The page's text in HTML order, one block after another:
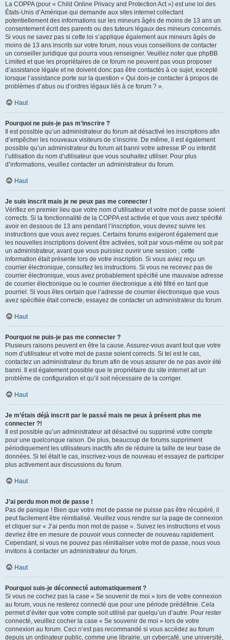
La COPPA (pour « Child Online Privacy and Protection Act ») est une loi des
États-Unis d’Amérique qui demande aux sites internet collectant
potentiellement des informations sur les mineurs âgés de moins de 13 ans un
consentement écrit des parents ou des tuteurs légaux des mineurs concernés.
Si vous ne savez pas si cette loi s’applique également aux mineurs âgés de
moins de 13 ans inscrits sur votre forum, nous vous conseillons de contacter
un conseiller juridique qui pourra vous renseigner. Veuillez noter que phpBB
Limited et que les propriétaires de ce forum ne peuvent pas vous proposer
d’assistance légale et ne doivent donc pas être contactés à ce sujet, excepté
lorsque l’assistance porte sur la question « Qui dois-je contacter à propos de
problèmes d’abus ou d’ordres légaux liés à ce forum ? ».
Haut
Pourquoi ne puis-je pas m’inscrire ?
Il est possible qu’un administrateur du forum ait désactivé les inscriptions afin
d’empêcher les nouveaux visiteurs de s’inscrire. De même, il est également
possible qu’un administrateur du forum ait banni votre adresse IP ou interdit
l’utilisation du nom d’utilisateur que vous souhaitez utiliser. Pour plus
d’informations, veuillez contacter un administrateur du forum.
Haut
Je suis inscrit mais je ne peux pas me connecter !
Vérifiez en premier lieu que votre nom d’utilisateur et votre mot de passe soient
corrects. Si la fonctionnalité de la COPPA est activée et que vous avez spécifié
avoir en dessous de 13 ans pendant l’inscription, vous devrez suivre les
instructions que vous avez reçues. Certains forums exigeront également que
les nouvelles inscriptions doivent être activées, soit par vous-même ou soit par
un administrateur, avant que vous puissiez ouvrir une session ; cette
information était présente lors de votre inscription. Si vous aviez reçu un
courrier électronique, consultez les instructions. Si vous ne recevez pas de
courrier électronique, vous avez probablement spécifié une mauvaise adresse
de courrier électronique ou le courrier électronique a été filtré en tant que
pourriel. Si vous êtes certain que l’adresse de courrier électronique que vous
avez spécifiée était correcte, essayez de contacter un administrateur du forum.
Haut
Pourquoi ne puis-je pas me connecter ?
Plusieurs raisons peuvent en être la cause. Assurez-vous avant tout que votre
nom d’utilisateur et votre mot de passe soient corrects. Si tel est le cas,
contactez un administrateur du forum afin de vous assurer de ne pas avoir été
banni. Il est également possible que le propriétaire du site internet ait un
problème de configuration et qu’il soit nécessaire de la corriger.
Haut
Je m’étais déjà inscrit par le passé mais ne peux à présent plus me
connecter ?!
Il est possible qu’un administrateur ait désactivé ou supprimé votre compte
pour une quelconque raison. De plus, beaucoup de forums suppriment
périodiquement les utilisateurs inactifs afin de réduire la taille de leur base de
données. Si tel était le cas, inscrivez-vous de nouveau et essayez de participer
plus activement aux discussions du forum.
Haut
J’ai perdu mon mot de passe !
Pas de panique ! Bien que votre mot de passe ne puisse pas être récupéré, il
peut facilement être réinitialisé. Veuillez vous rendre sur la page de connexion
et cliquer sur « J’ai perdu mon mot de passe ». Suivez les instructions et vous
devriez être en mesure de pouvoir vous connecter de nouveau rapidement.
Cependant, si vous ne pouvez pas réinitialiser votre mot de passe, nous vous
invitons à contacter un administrateur du forum.
Haut
Pourquoi suis-je déconnecté automatiquement ?
Si vous ne cochez pas la case « Se souvenir de moi » lors de votre connexion
au forum, vous ne resterez connecté que pour une période prédéfinie. Cela
permet d’éviter que votre compte soit utilisé par quelqu’un d’autre. Pour rester
connecté, veuillez cocher la case « Se souvenir de moi » lors de votre
connexion au forum. Ceci n’est pas recommandé si vous accédez au forum
depuis un ordinateur public, comme une librairie, un cybercafé, une université,